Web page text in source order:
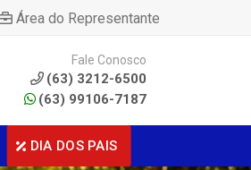
Área do Representante
Fale Conosco
(63) 3212-6500
(63) 99106-7187
DIA DOS PAIS